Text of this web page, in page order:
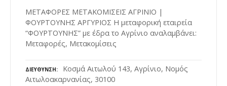
ΜΕΤΑΦΟΡΕΣ ΜΕΤΑΚΟΜΙΣΕΙΣ ΑΓΡΙΝΙΟ |
ΦΟΥΡΤΟΥΝΗΣ ΑΡΓΥΡΙΟΣ Η μεταφορική εταιρεία
“ΦΟΥΡΤΟΥΝΗΣ” με έδρα το Αγρίνιο αναλαμβάνει:
Μεταφορές, Μετακομίσεις
ΔΙΕΎΘΥΝΣΗ
Κοσμά Αιτωλού 143, Αγρίνιο, Νομός
Αιτωλοακαρνανίας, 30100